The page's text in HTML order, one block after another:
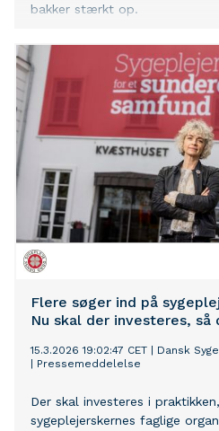
bakker stærkt op.
Flere søger ind på
Nu skal der investeres,
15.3.2026 19:02:47 CET
Dansk
Pressemeddelelse
Der skal investeres i
sygeplejerskernes faglige